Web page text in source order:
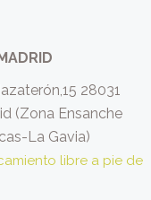
28031
(Zona Ensanche
La Gavia)
libre a pie de